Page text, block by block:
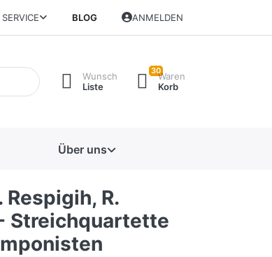
SERVICE BLOG ANMELDEN
Wunsch
Liste
30Waren
Korb
Über uns
Respigih, R.
Streichquartette